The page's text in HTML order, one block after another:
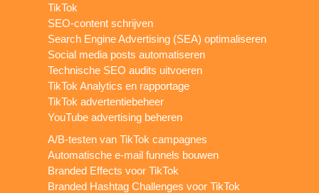
TikTok
SEO-content schrijven
Search Engine Advertising (SEA) optimaliseren
Social media posts automatiseren
Technische SEO audits uitvoeren
TikTok Analytics en rapportage
TikTok advertentiebeheer
YouTube advertising beheren
A/B-testen van TikTok campagnes
Automatische e-mail funnels bouwen
Branded Effects voor TikTok
Branded Hashtag Challenges voor TikTok